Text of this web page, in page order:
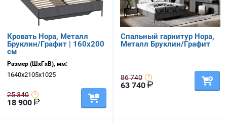
Кровать Нора, Металл
Бруклин/Графит | 160х200
см
Размер (ШхГхВ), мм:
1640х2105х1025
25 340
18 900
Спальный гарнитур Нора,
Металл Бруклин/Графит
86 740
63 740